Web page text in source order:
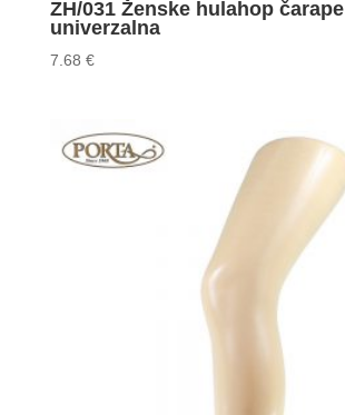
ZH/031 Ženske hulahop čarape
univerzalna
7.68 €